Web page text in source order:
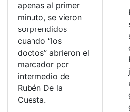
apenas al primer
minuto, se vieron
sorprendidos
cuando “los
doctos” abrieron el
marcador por
intermedio de
Rubén De la
Cuesta.